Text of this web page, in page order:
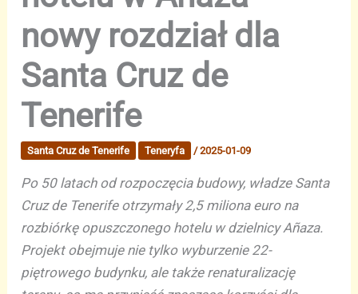
nowy rozdział dla
Santa Cruz de
Tenerife
Santa Cruz de Tenerife Teneryfa /2025-01-09
Po 50 latach od rozpoczęcia budowy, władze Santa
Cruz de Tenerife otrzymały 2,5 miliona euro na
rozbiórkę opuszczonego hotelu w dzielnicy Añaza.
Projekt obejmuje nie tylko wyburzenie 22-
piętrowego budynku, ale także renaturalizację